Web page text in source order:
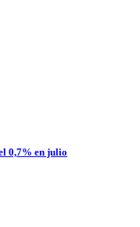
0,7% en julio